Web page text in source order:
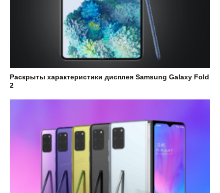
Раскрыты характеристики дисплея Samsung Galaxy Fold
2